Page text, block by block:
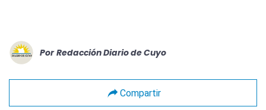
Por Redacción Diario de Cuyo
Compartir